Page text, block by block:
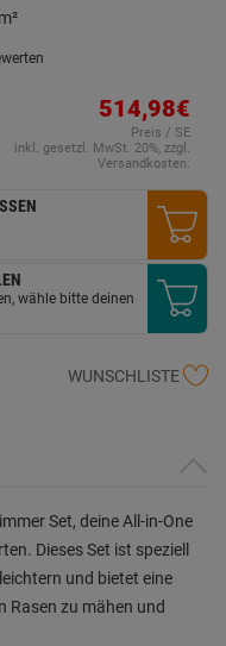
514,98€
Preis / SE
inkl. gesetzl. MwSt. 20%, zzgl.
Versandkosten.
wähle bitte deinen
WUNSCHLISTE
Set, deine All-in-One
Dieses Set ist speziell
und bietet eine
Rasen zu mähen und